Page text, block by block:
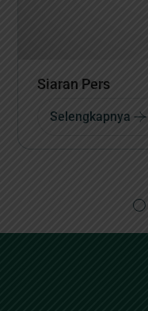
Siaran Pers
Selengkapnya